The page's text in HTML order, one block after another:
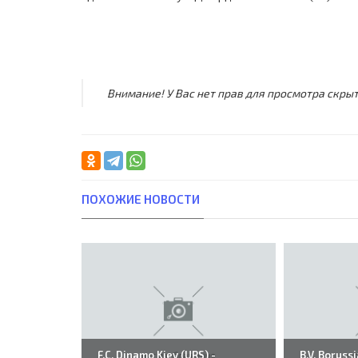
Внимание! У Вас нет прав для просмотра
ПОХОЖИЕ НОВОСТИ
F.C. Dinamo Kiev (URS) - B.V.